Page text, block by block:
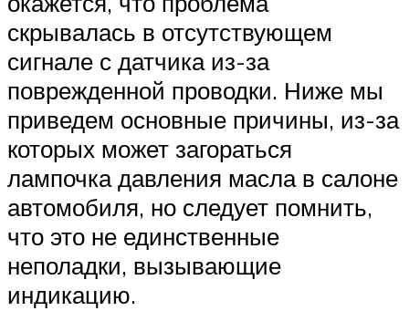
скрывалась в отсутствующем
сигнале с датчика из-за
поврежденной проводки. Ниже мы
приведем основные причины, из-за
которых может загораться
лампочка давления масла в салоне
автомобиля, но следует помнить,
что это не единственные
неполадки, вызывающие
индикацию.